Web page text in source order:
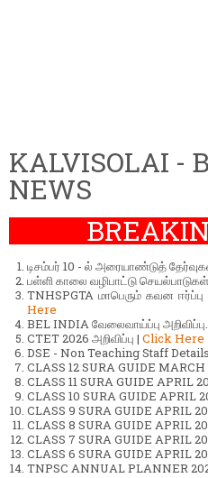
KALVISOLAI -
NEWS
டிசம்பர் 10 - ல் அரையாண்டுத்
பள்ளி காலை வழிபாட்டு
TNHSPGTA மாபெரும் கவன
Here
BEL INDIA வேலைவாய்ப்பு
CTET 2026 அறிவிப்பு | Click Here
DSE - Non Teaching Staff
CLASS 12 SURA GUIDE MARCH
CLASS 11 SURA GUIDE APRIL
CLASS 10 SURA GUIDE APRIL
CLASS 9 SURA GUIDE APRIL
CLASS 8 SURA GUIDE APRIL
CLASS 7 SURA GUIDE APRIL
CLASS 6 SURA GUIDE APRIL
TNPSC ANNUAL PLANNER